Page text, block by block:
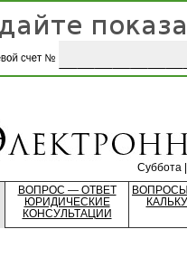
Суббота
ВОПРОС — ОТВЕТ
ЮРИДИЧЕСКИЕ
КОНСУЛЬТАЦИИ